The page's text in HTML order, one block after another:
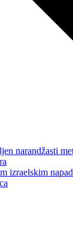
narandžasti
izraelskim